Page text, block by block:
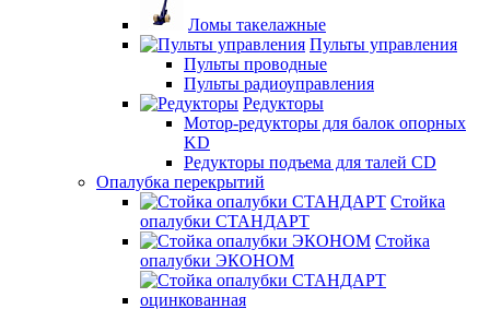
Ломы такелажные
Пульты управления
Пульты проводные
Пульты радиоуправления
Редукторы
Мотор-редукторы для балок опорных
KD
Редукторы подъема для талей CD
Опалубка перекрытий
Стойка
опалубки СТАНДАРТ
Стойка
опалубки ЭКОНОМ